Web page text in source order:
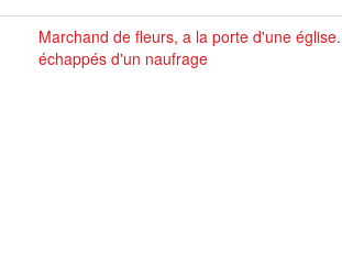
Marchand de fleurs, a la porte d'une
échappés d'un naufrage